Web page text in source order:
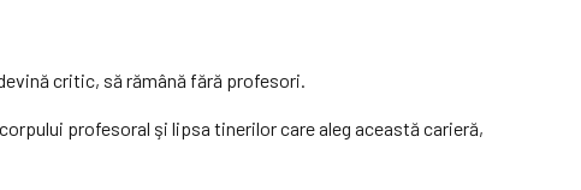
critic, să rămână fără profesori.
profesoral şi lipsa tinerilor care aleg această carieră,